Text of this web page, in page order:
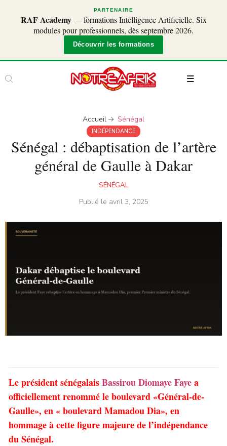
PARTENAIRE
RAF Academy— formations Intelligence Artificielle. Six
modules pour professionnels, dès septembre 2026.
Découvrir les formations
Accueil Sénégal
INDÉPENDANCE
Sénégal : débaptisation de l’artère
général de Gaulle à Dakar
SÉNÉGAL
Publié le avril 3, 2025
Le président sénégalaisBassirou Diomaye Fayea
officiellement renommé le boulevard «Général-de-
Gaulle», en « boulevard Mamadou Dia», en
hommage à cette figure majeure de l’indépendance
du Sénégal.